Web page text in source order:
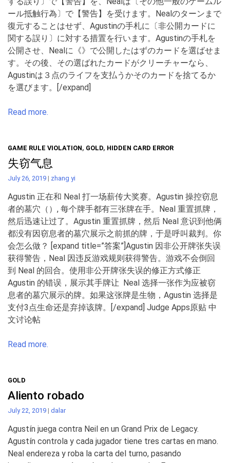
ール抵触行為〕で【警告】を受けます。Nealのターンまで
復元することはせず、Agustinの手札に〔非公開カードに
関する誤り〕に対する措置を行います。Agustinの手札を
公開させ、Nealに《》で公開したはずのカードを選ばせま
す。その後、その選ばれたカードがクリーチャーなら、
Agustinは３点のライフを支払うかそのカードを捨てるか
を選びます。[/expand]
Read more.
GAME RULE VIOLATION, GOLD, HIDDEN CARD ERROR
失窃气息
July 26, 2019 | zhang yi
Agustin 正在和 Neal 打一场薪传大奖赛。Agustin 操控窃息
者的墓穴（）, 每个牌手都有三张牌在手。Neal 重置抓牌，
然后迅速让过了。Agustin 重置抓牌，然后 Neal 意识到他俩
都没有因窃息者的墓穴展示之前抓的牌，于是呼叫裁判。你
会怎么做？ [expand title=”答案”]Agustin 因非公开牌张失误
获得警告，Neal 因违反游戏规则获得警告。游戏不会倒回
到 Neal 的回合。使用非公开牌张失误的修正方式修正
Agustin 的错误，展示其手牌让 Neal 选择一张作为应被窃
息者的墓穴展示的牌。如果这张牌是生物，Agustin 选择是
支付3点生命还是弃掉该牌。[/expand] Judge Apps原贴 中
文讨论帖
Read more.
GOLD
Aliento robado
July 22, 2019 | dalar
Agustín juega contra Neil en un Grand Prix de Legacy.
Agustín controla y cada jugador tiene tres cartas en mano.
Neal endereza y roba la carta del turno, pasando